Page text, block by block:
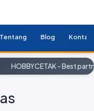
Tentang Blog Kontak
HOBBYCETAK - Best